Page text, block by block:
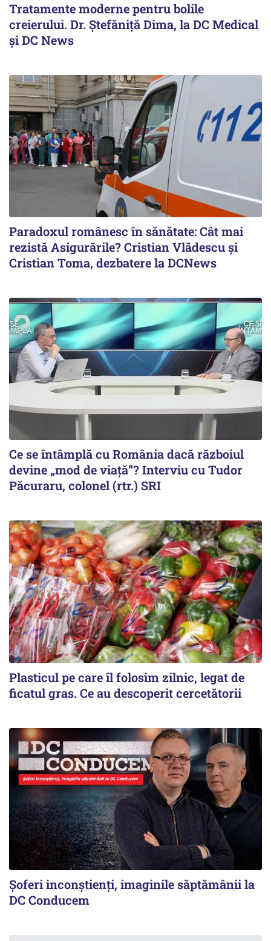
Tratamente moderne pentru bolile
creierului. Dr. Ștefăniță Dima, la DC Medical
și DC News
Paradoxul românesc în sănătate: Cât mai
rezistă Asigurările? Cristian Vlădescu și
Cristian Toma, dezbatere la DCNews
Ce se întâmplă cu România dacă războiul
devine „mod de viață”? Interviu cu Tudor
Păcuraru, colonel (rtr.) SRI
Plasticul pe care îl folosim zilnic, legat de
ficatul gras. Ce au descoperit cercetătorii
Şoferi inconştienţi, imaginile săptămânii la
DC Conducem